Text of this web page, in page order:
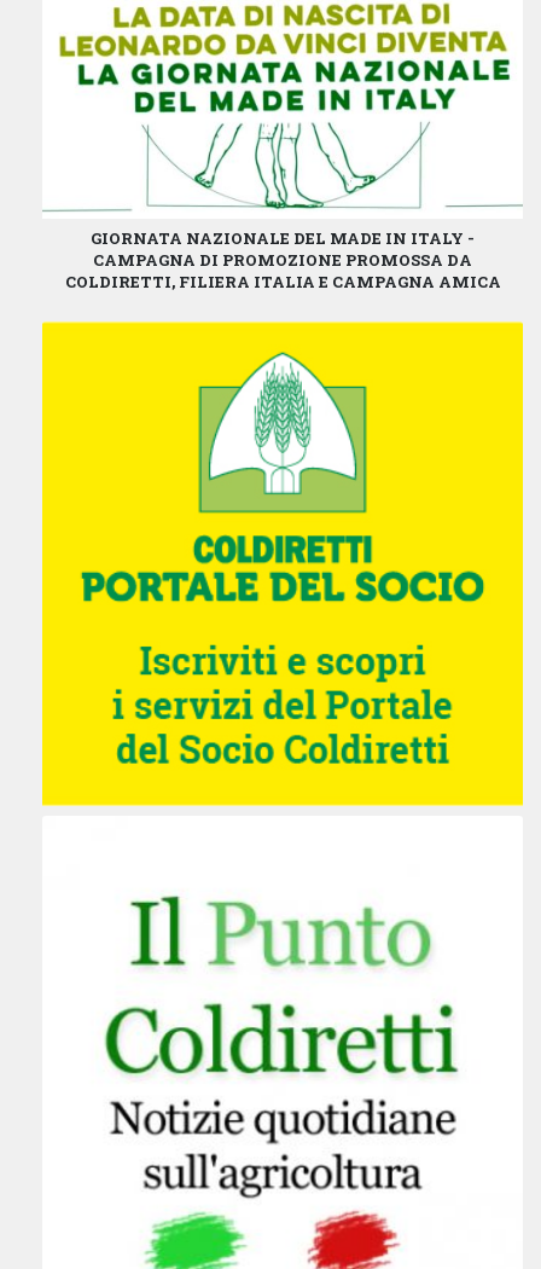
GIORNATA NAZIONALE DEL MADE IN ITALY -
CAMPAGNA DI PROMOZIONE PROMOSSA DA
COLDIRETTI, FILIERA ITALIA E CAMPAGNA AMICA